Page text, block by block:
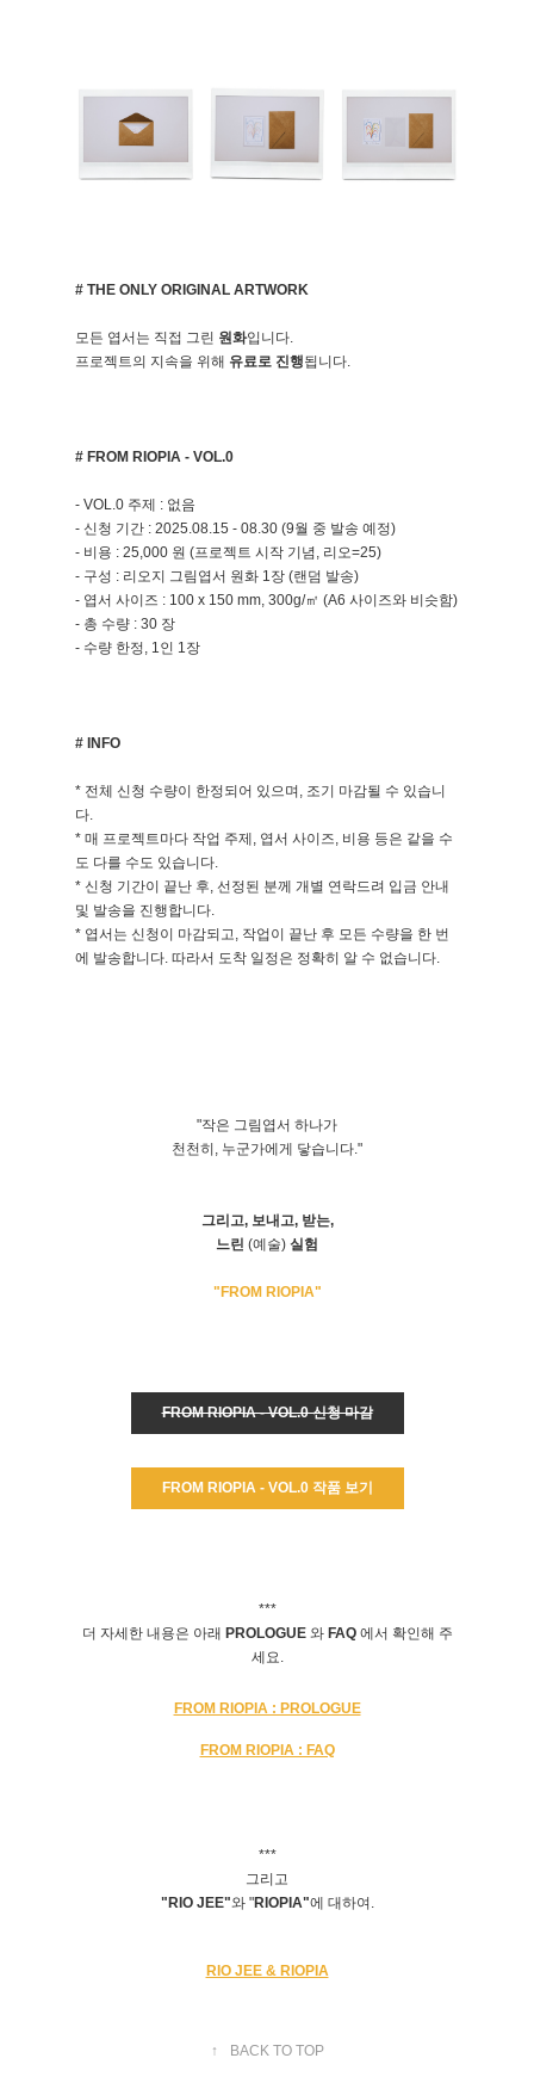
# THE ONLY ORIGINAL ARTWORK
모든 엽서는 직접 그린 원화입니다.
프로젝트의 지속을 위해 유료로 진행됩니다.
# FROM RIOPIA - VOL.0
- VOL.0 주제 : 없음
- 신청 기간 : 2025.08.15 - 08.30 (9월 중 발송 예정)
- 비용 : 25,000 원 (프로젝트 시작 기념, 리오=25)
- 구성 : 리오지 그림엽서 원화 1장 (랜덤 발송)
- 엽서 사이즈 : 100 x 150 mm, 300g/㎡ (A6 사이즈와 비슷함)
- 총 수량 : 30 장
- 수량 한정, 1인 1장
# INFO
* 전체 신청 수량이 한정되어 있으며, 조기 마감될 수 있습니
다.
* 매 프로젝트마다 작업 주제, 엽서 사이즈, 비용 등은 같을 수
도 다를 수도 있습니다.
* 신청 기간이 끝난 후, 선정된 분께 개별 연락드려 입금 안내
및 발송을 진행합니다.
* 엽서는 신청이 마감되고, 작업이 끝난 후 모든 수량을 한 번
에 발송합니다. 따라서 도착 일정은 정확히 알 수 없습니다.
"작은 그림엽서 하나가
천천히, 누군가에게 닿습니다."
그리고, 보내고, 받는,
느린 (예술) 실험
"FROM RIOPIA"
FROM RIOPIA - VOL.0 신청 마감
FROM RIOPIA - VOL.0 작품 보기
***
더 자세한 내용은 아래 PROLOGUE와 FAQ에서 확인해 주
세요.
FROM RIOPIA : PROLOGUE
FROM RIOPIA : FAQ
***
그리고
"RIO JEE"와 "RIOPIA"에 대하여.
RIO JEE & RIOPIA
↑ BACK TO TOP